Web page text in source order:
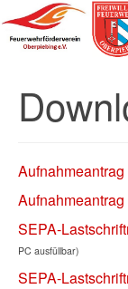
SEPA-
PC ausfüllbar)
SEPA-